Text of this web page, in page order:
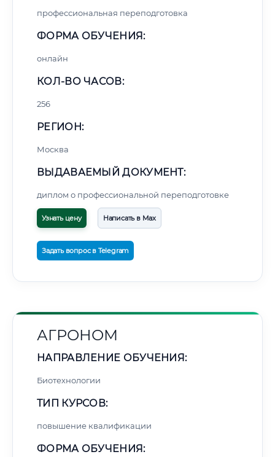
профессиональная переподготовка
ФОРМА ОБУЧЕНИЯ:
онлайн
КОЛ-ВО ЧАСОВ:
256
РЕГИОН:
Москва
ВЫДАВАЕМЫЙ ДОКУМЕНТ:
диплом о профессиональной переподготовке
Узнать цену Написать в Max
Задать вопрос в Telegram
АГРОНОМ
НАПРАВЛЕНИЕ ОБУЧЕНИЯ:
Биотехнологии
ТИП КУРСОВ:
повышение квалификации
ФОРМА ОБУЧЕНИЯ: